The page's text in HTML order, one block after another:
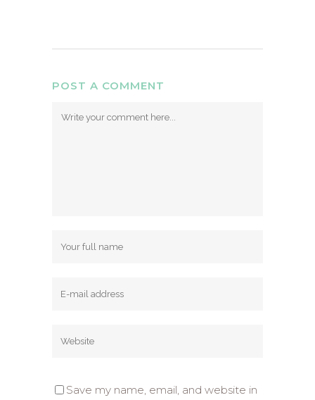
POST A COMMENT
Save my name, email, and website in